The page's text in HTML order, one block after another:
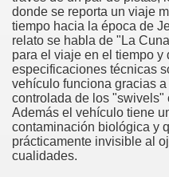
donde se reporta un viaje
tiempo hacia la época de
relato se habla de "La
para el viaje en el tiempo y
especificaciones técnicas
vehículo funciona gracias
controlada de los
Además el vehículo tiene
contaminación biológica y
prácticamente invisible al
cualidades.